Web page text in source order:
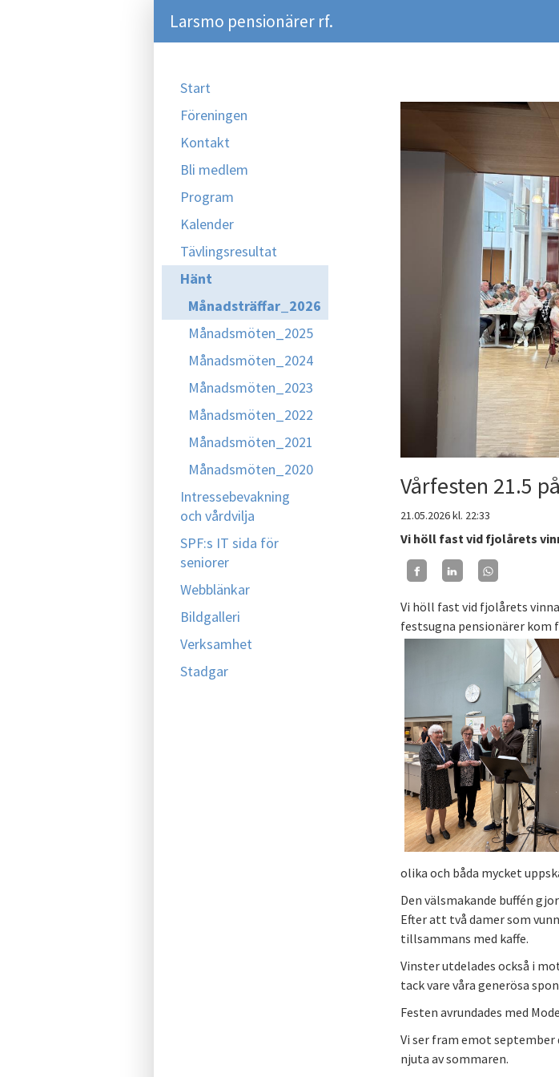
Larsmo pensionärer rf.
Start
Föreningen
Kontakt
Bli medlem
Program
Kalender
Tävlingsresultat
Hänt
Månadsträffar_2026
Månadsmöten_2025
Månadsmöten_2024
Månadsmöten_2023
Månadsmöten_2022
Månadsmöten_2021
Månadsmöten_2020
Intressebevakning
och vårdvilja
SPF:s IT sida för
seniorer
Webblänkar
Bildgalleri
Verksamhet
Stadgar
Vårfesten 21.5
21.05.2026kl. 22:33
Vi höll fast vid fjolårets
Vi höll fast vid fjolårets
festsugna pensionärer kom
olika och båda mycket
Den välsmakande buffén
Efter att två damer som
tillsammans med kaffe.
Vinster utdelades också i
tack vare våra generösa
Festen avrundades med
Vi ser fram emot september
njuta av sommaren.